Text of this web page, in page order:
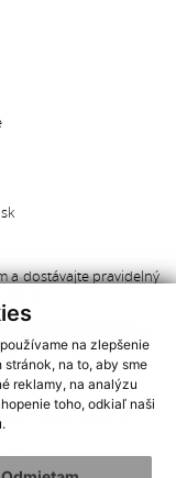
na zlepšenie
na to, aby sme
reklamy, na analýzu
toho, odkiaľ naši
a dostávajte pravidelný
OCHRANA OSOBNÝCH
|Reklamačný poriadok